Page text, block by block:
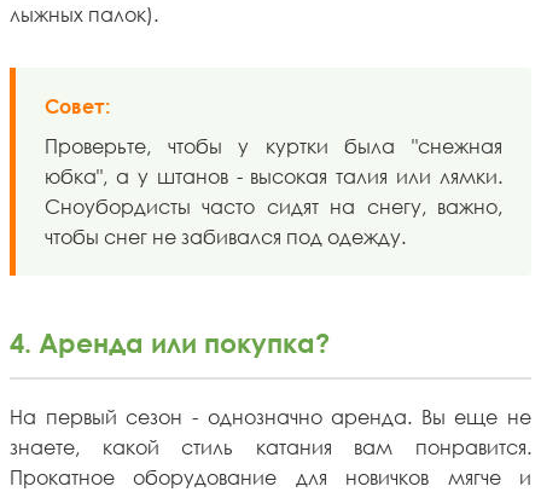
лыжных палок).
Совет:
Проверьте, чтобы у куртки была "снежная
юбка", а у штанов - высокая талия или лямки.
Сноубордисты часто сидят на снегу, важно,
чтобы снег не забивался под одежду.
4. Аренда или покупка?
На первый сезон - однозначно аренда. Вы еще не
знаете, какой стиль катания вам понравится.
Прокатное оборудование для новичков мягче и